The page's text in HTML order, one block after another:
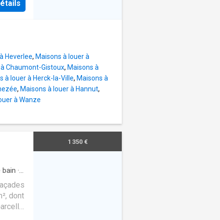
ainsi
Heverlee, Maisons à louer à
Chaumont-Gistoux, Maisons à
à louer à Herck-la-Ville, Maisons à
, Maisons à louer à Hannut,
à Wanze
bain ·
dont
1 350 €